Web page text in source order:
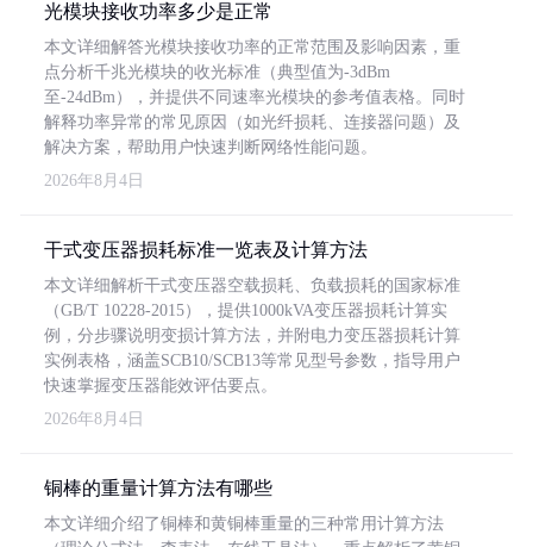
光模块接收功率多少是正常
本文详细解答光模块接收功率的正常范围及影响因素，重
点分析千兆光模块的收光标准（典型值为-3dBm
至-24dBm），并提供不同速率光模块的参考值表格。同时
解释功率异常的常见原因（如光纤损耗、连接器问题）及
解决方案，帮助用户快速判断网络性能问题。
2026年8月4日
干式变压器损耗标准一览表及计算方法
本文详细解析干式变压器空载损耗、负载损耗的国家标准
（GB/T 10228-2015），提供1000kVA变压器损耗计算实
例，分步骤说明变损计算方法，并附电力变压器损耗计算
实例表格，涵盖SCB10/SCB13等常见型号参数，指导用户
快速掌握变压器能效评估要点。
2026年8月4日
铜棒的重量计算方法有哪些
本文详细介绍了铜棒和黄铜棒重量的三种常用计算方法